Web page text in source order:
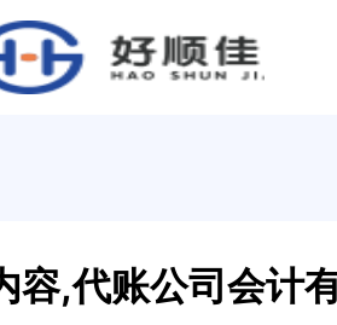
容,代账公司会计